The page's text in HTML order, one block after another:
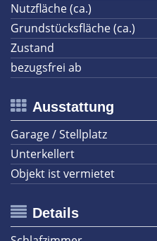
Nutzfläche (ca.)
Grundstücksfläche (ca.)
Zustand
bezugsfrei ab
Ausstattung
Garage / Stellplatz
Unterkellert
Objekt ist vermietet
Details